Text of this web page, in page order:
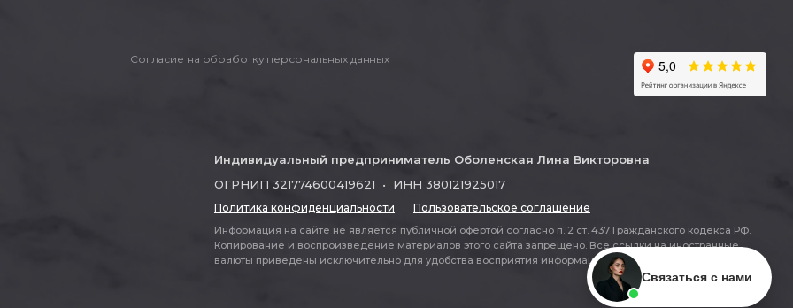
Согласие на обработку персональных данных
Индивидуальный предприниматель Оболенская Лина Викторовна
ОГРНИП 321774600419621 • ИНН 380121925017
Политика конфиденциальности · Пользовательское соглашение
Информация на сайте не является публичной офертой согласно п. 2 ст. 437 Гражданского кодекса РФ.
Копирование и воспроизведение материалов этого сайта запрещено. Все ссылки на иностранные
валюты приведены исключительно для удобства восприятия информации (п. 2 ст. 437 ГК РФ).
Связаться с нами